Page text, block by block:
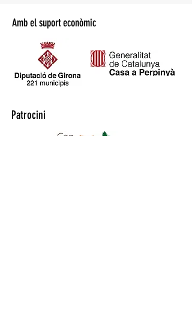
Amb el suport econòmic
Patrocini